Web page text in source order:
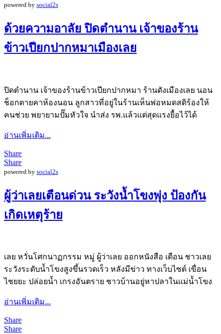
powered by social2s
ด้วยความอาลัย ปิดตำนาน เจ้าของร้าน
ข้าวเปียกปากหมาเมืองเลย
ปิดตำนาน เจ้าของร้านข้าวเปียกปากหมา ร้านดังเมืองเลย นอน
ช็อกตายคาห้องนอน ลูกสาวที่อยู่ในร้านเห็นพ่อหมดสติร้องให้
คนช่วย พยายามปั๊มหัวใจ นำส่ง รพ.แล้วแต่สุดแรงยื้อไว้ได้
อ่านเพิ่มเติม...
Share
Share
powered by social2s
ผู้ว่าเลยเตือนด่วน ระวังน้ำโขงพุ่ง ป้องกัน
เกิดเหตุร้าย
เลย หวั่นโศกนาฏกรรม หมู่ ผู้ว่าเลย ออกหนังสือ เตือน ชาวเลย
ระวังระดับน้ำโขงสูงขึ้นรวดเร็ว หลังมีข่าว ทางเว็บไซต์ เขื่อน
ไชยยะ ปล่อยน้ำ เกรงอันตราย ชาวบ้านอยู่หาปลาในแม่น้ำโขง
อ่านเพิ่มเติม...
Share
Share